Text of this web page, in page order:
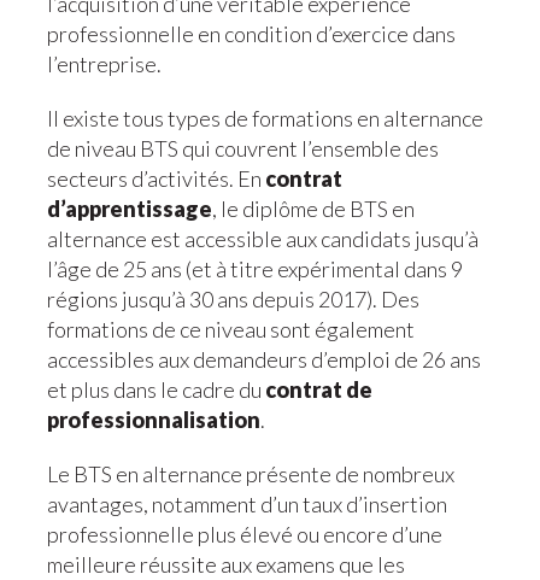
professionnelle en condition d’exercice dans
l’entreprise.
Il existe tous types de formations en alternance
de niveau BTS qui couvrent l’ensemble des
secteurs d’activités. En contrat
d’apprentissage, le diplôme de BTS en
alternance est accessible aux candidats jusqu’à
l’âge de 25 ans (et à titre expérimental dans 9
régions jusqu’à 30 ans depuis 2017). Des
formations de ce niveau sont également
accessibles aux demandeurs d’emploi de 26 ans
et plus dans le cadre du contrat de
professionnalisation.
Le BTS en alternance présente de nombreux
avantages, notamment d’un taux d’insertion
professionnelle plus élevé ou encore d’une
meilleure réussite aux examens que les